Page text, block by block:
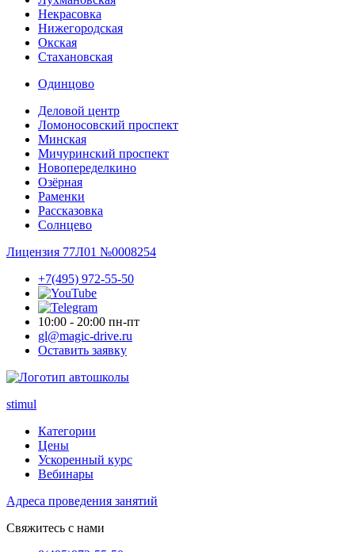
Некрасовка
Нижегородская
Окская
Стахановская
Одинцово
Деловой центр
Ломоносовский проспект
Минская
Мичуринский проспект
Новопере­делкино
Озёрная
Раменки
Рассказовка
Солнцево
Лицензия 77Л01 №0008254
+7(495) 972-55-50
10:00 - 20:00 пн-пт
gl@magic-drive.ru
Оставить заявку
stimul
Категории
Цены
Ускоренный курс
Вебинары
Адреса проведения занятий
Свяжитесь с нами